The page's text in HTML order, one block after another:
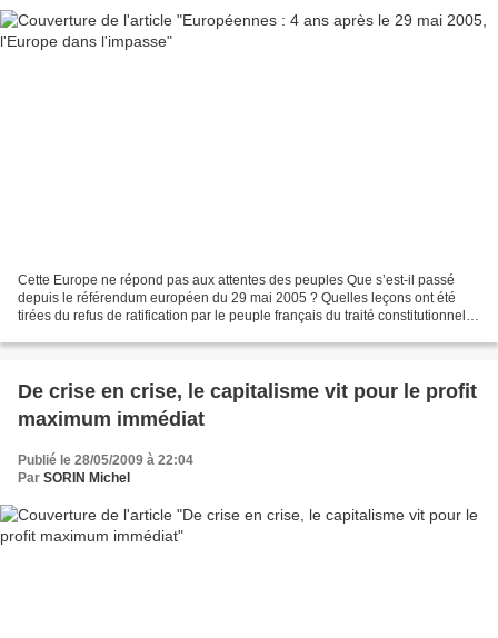
Cette Europe ne répond pas aux attentes des peuples Que s’est-il passé
depuis le référendum européen du 29 mai 2005 ? Quelles leçons ont été
tirées du refus de ratification par le peuple français du traité constitutionnel
De crise en crise, le capitalisme vit pour le profit
maximum immédiat
Publié le 28/05/2009 à 22:04
Par SORIN Michel